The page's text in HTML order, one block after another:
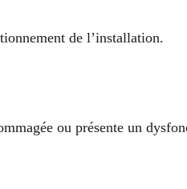
de l’installation.
ou présente un